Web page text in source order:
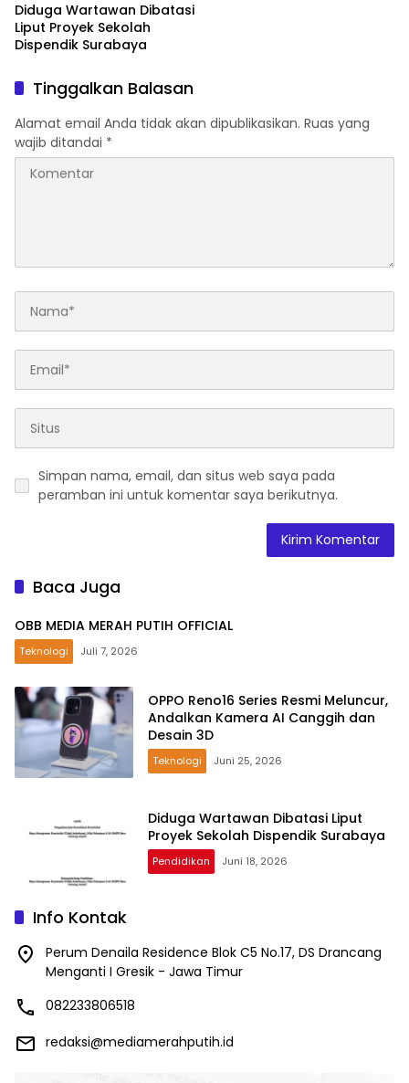
Diduga Wartawan Dibatasi
Liput Proyek Sekolah
Dispendik Surabaya
Tinggalkan Balasan
Alamat email Anda tidak akan dipublikasikan. Ruas yang
wajib ditandai *
Simpan nama, email, dan situs web saya pada
peramban ini untuk komentar saya berikutnya.
Baca Juga
OBB MEDIA MERAH PUTIH OFFICIAL
Teknologi Juli 7, 2026
OPPO Reno16 Series Resmi Meluncur,
Andalkan Kamera AI Canggih dan
Desain 3D
Teknologi Juni 25, 2026
Diduga Wartawan Dibatasi Liput
Proyek Sekolah Dispendik Surabaya
Pendidikan Juni 18, 2026
Info Kontak
Perum Denaila Residence Blok C5 No.17, DS Drancang
Menganti I Gresik - Jawa Timur
082233806518
redaksi@mediamerahputih.id